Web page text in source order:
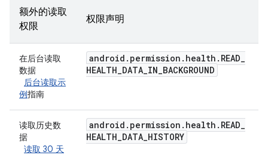
额外的读取
权限
权限声明
在后台读取
数据
后台读取示
例指南
android . permission . health . READ_
HEALTH_DATA_IN_BACKGROUND
读取历史数
据
读取 30 天
android . permission . health . READ_
HEALTH_DATA_HISTORY